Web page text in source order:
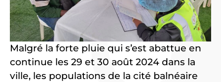
Malgré la forte pluie qui s’est abattue en
continue les 29 et 30 août 2024 dans la
ville, les populations de la cité balnéaire